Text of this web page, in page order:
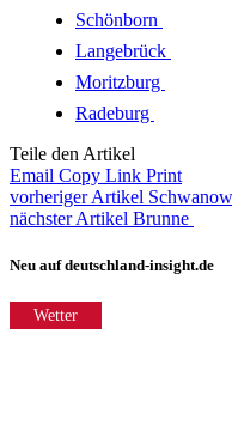
Schönborn
Langebrück
Moritzburg
Radeburg
Teile den Artikel
Email Copy Link Print
vorheriger Artikel Schwanow
nächster Artikel Brunne
Neu auf deutschland-insight.de
Wetter